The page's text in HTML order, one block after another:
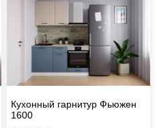
Кухонный гарнитур Фьюжен
1600